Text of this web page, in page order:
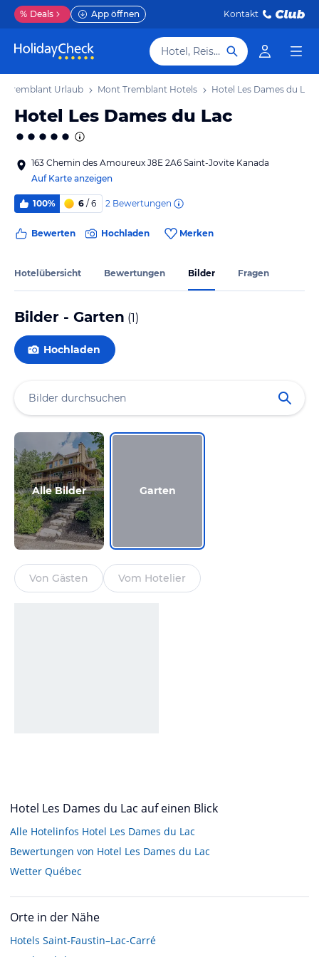
% Deals App öffnen Kontakt
Hotel, Reiseziel
Tremblant Urlaub Mont Tremblant Hotels Hotel Les Dames du Lac
Hotel Les Dames du Lac
163 Chemin des Amoureux J8E 2A6 Saint-Jovite Kanada
Auf Karte anzeigen
100% 6 / 6 2 Bewertungen
Bewerten Hochladen Merken
Hotelübersicht Bewertungen Bilder Fragen
Bilder - Garten (1)
Hochladen
Alle Bilder Garten
Von Gästen Vom Hotelier
Hotel Les Dames du Lac auf einen Blick
Alle Hotelinfos Hotel Les Dames du Lac
Bewertungen von Hotel Les Dames du Lac
Wetter Québec
Orte in der Nähe
Hotels Saint-Faustin–Lac-Carré